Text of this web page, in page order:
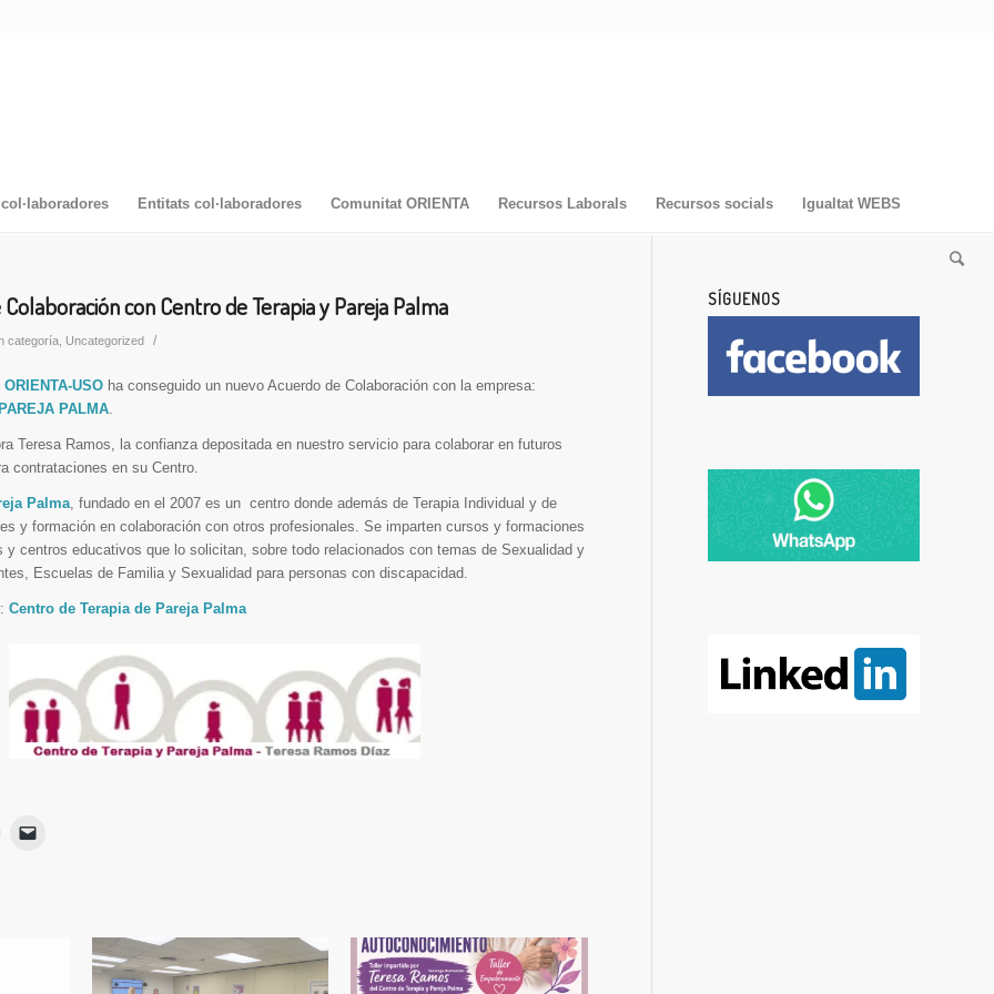
Entitats col·laboradores Comunitat ORIENTA Recursos Laborals Recursos socials Igualtat WEBS
con Centro de Terapia y Pareja Palma
categoría Uncategorized /
ORIENTA-USO ha conseguido un nuevo Acuerdo de Colaboración con la empresa:
PALMA.
Teresa Ramos, la confianza depositada en nuestro servicio para colaborar en futuros
contrataciones en su Centro.
Palma, fundado en el 2007 es un centro donde además de Terapia Individual y de
y formación en colaboración con otros profesionales. Se imparten cursos y formaciones
y centros educativos que lo solicitan, sobre todo relacionados con temas de Sexualidad y
Escuelas de Familia y Sexualidad para personas con discapacidad.
Centro de Terapia de Pareja Palma
SÍGUENOS